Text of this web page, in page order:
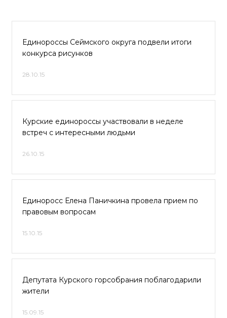
Единороссы Сеймского округа подвели итоги
конкурса рисунков
28.10.15
Курские единороссы участвовали в неделе
встреч с интересными людьми
26.10.15
Единоросс Елена Паничкина провела прием по
правовым вопросам
15.10.15
Депутата Курского горсобрания поблагодарили
жители
15.09.15